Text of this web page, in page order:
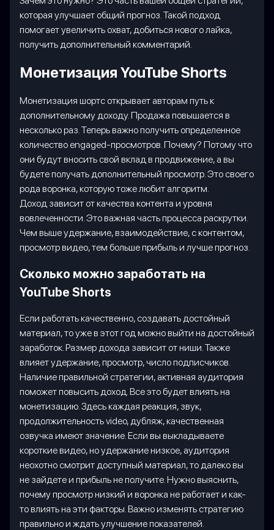
которая улучшает общий прогноз. Такой подход
помогает увеличить охват, добиться нового лайка,
получить дополнительный комментарий.
Монетизация YouTube Shorts
Монетизация шортс открывает авторам путь к
дополнительному доходу. Продажа повышается в
несколько раз. Теперь важно получить определенное
количество engaged-просмотров. Почему? Потому что
они будут вносить свой вклад в продвижение, а вы
будете получать дополнительный просмотр. Это своего
рода воронка, которую тоже любит алгоритм.
Доход зависит от качества контента и уровня
вовлеченности. Это важная часть процесса раскрутки.
Чем выше удержание, взаимодействие, с контентом,
просмотр видео, тем больше прибыль и лучше прогноз.
Сколько можно заработать на
YouTube Shorts
Если работать качественно, создавать достойный
материал, то уже в этот год можно выйти на достойный
заработок. Размер дохода зависит от ниши. Также
влияет удержание, просмотр, число подписчиков.
Наличие правильной стратегии, активная аудитория
поможет повысить доход. Все это будет влиять на
монетизацию. Здесь каждая реакция, звук,
продолжительность video, дубляж, качественная
озвучка имеют значение. Если вы выкладываете
короткие видео, но удержание низкое, аудитория
неохотно смотрит доступный материал, то далеко вы
не зайдете и прибыль не получите. Нужно выяснить,
почему просмотр низкий и воронка не работает и как-
то влиять на эти факторы. Важно изменять стратегию
правильно и ждать улучшение показателей.